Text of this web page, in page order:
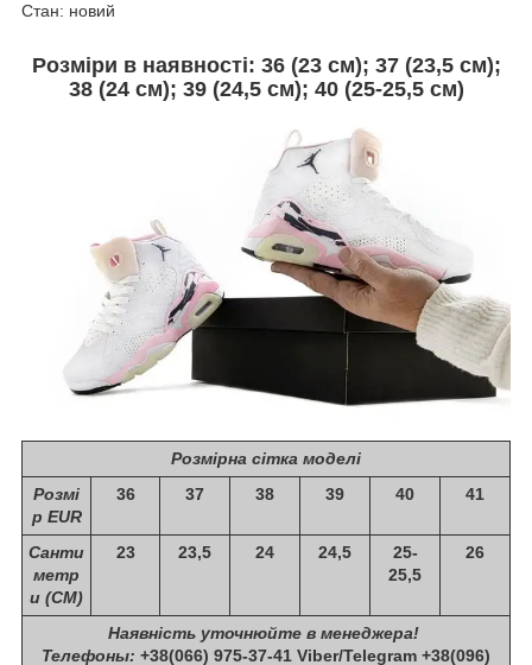
Стан: новий
Розміри в наявності: 36 (23 см); 37 (23,5 см);
38 (24 см); 39 (24,5 см); 40 (25-25,5 см)
Розмірна сітка моделі
Розмі
р EUR
36 37 38 39 40 41
Санти
метр
и (СМ)
23 23,5 24 24,5
25-
25,5
26
Наявність уточнюйте в менеджера!
Телефоны: +38(066) 975-37-41 Viber/Telegram +38(096)